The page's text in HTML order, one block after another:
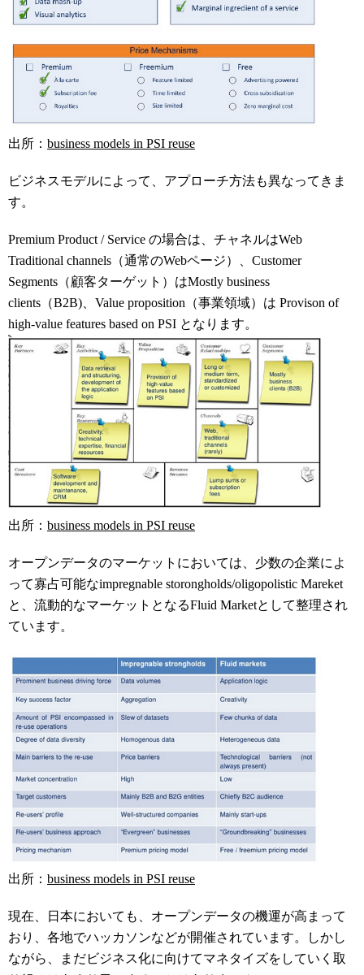
出所： business models in PSI reuse
ビジネスモデルによって、アプローチ方法も異なってきま
す。
Premium Product / Service の場合は、チャネルはWeb
Traditional channels（通常のWebページ）、Customer
Segments（顧客ターゲット）はMostly business
clients（B2B)、Value proposition（事業領域）は Provison of
high-value features based on PSI となります。
出所： business models in PSI reuse
オープンデータのマーケットにおいては、少数の企業によ
って寡占可能なimpregnable storongholds/oligopolistic Mareket
と、流動的なマーケットとなるFluid Marketとして整理され
ています。
出所： business models in PSI reuse
現在、日本においても、オープンデータの機運が高まって
おり、各地でハッカソンなどが開催されています。しかし
ながら、まだビジネス化に向けてマネタイズをしていく取